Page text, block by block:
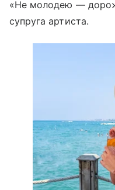
«Не молодею —
супруга артиста.